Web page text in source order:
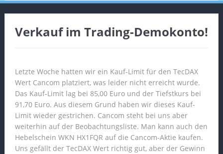
Verkauf im Trading-Demokonto!
Letzte Woche hatten wir ein Kauf-Limit für den TecDAX
Wert Cancom platziert, was leider nicht erreicht wurde.
Das Kauf-Limit lag bei 85,00 Euro und der Tiefstkurs bei
91,70 Euro. Aus diesem Grund haben wir dieses Kauf-
Limit wieder gestrichen. Cancom steht bei uns aber
weiterhin auf der Beobachtungsliste. Man kann auch den
Hebelschein WKN HX1FQR auf die Cancom-Aktie kaufen.
Uns gefällt der TecDAX Wert richtig gut, aber der Gewinn